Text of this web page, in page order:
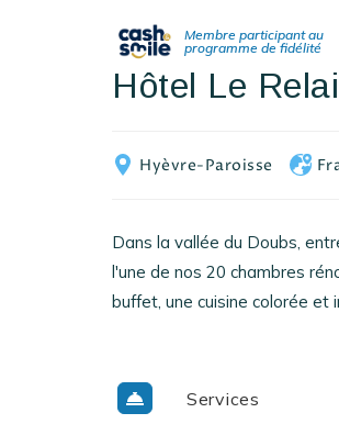
Hôtel Le
Hyèvre-Paroisse
Dans la vallée du Doubs,
l'une de nos 20 chambres
buffet, une cuisine colorée et
Services